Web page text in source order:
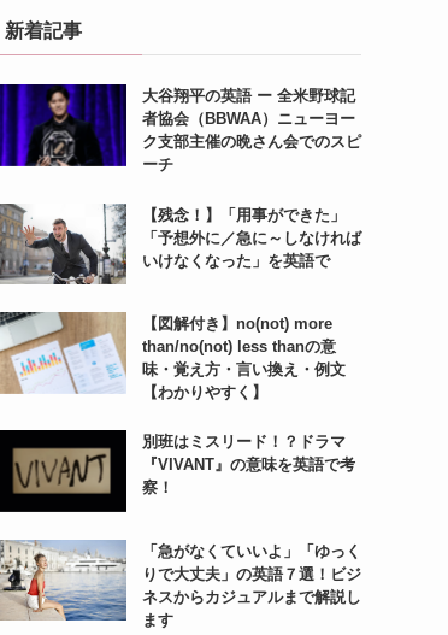
新着記事
大谷翔平の英語 ー 全米野球記
者協会（BBWAA）ニューヨー
ク支部主催の晩さん会でのスピ
ーチ
【残念！】「用事ができた」
「予想外に／急に～しなければ
いけなくなった」を英語で
【図解付き】no(not) more
than/no(not) less thanの意
味・覚え方・言い換え・例文
【わかりやすく】
別班はミスリード！？ドラマ
『VIVANT』の意味を英語で考
察！
「急がなくていいよ」「ゆっく
りで大丈夫」の英語７選！ビジ
ネスからカジュアルまで解説し
ます